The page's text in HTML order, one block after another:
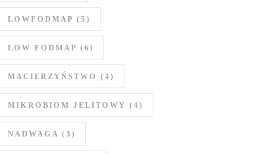
LOWFODMAP (5)
LOW FODMAP (6)
MACIERZYŃSTWO (4)
MIKROBIOM JELITOWY (4)
NADWAGA (3)